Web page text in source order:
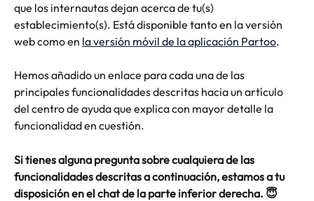
que los internautas dejan acerca de tu(s)
establecimiento(s). Está disponible tanto en la versión
web como en la versión móvil de la aplicación Partoo.
Hemos añadido un enlace para cada una de las
principales funcionalidades descritas hacia un artículo
del centro de ayuda que explica con mayor detalle la
funcionalidad en cuestión.
Si tienes alguna pregunta sobre cualquiera de las
funcionalidades descritas a continuación, estamos a tu
disposición en el chat de la parte inferior derecha. 😇